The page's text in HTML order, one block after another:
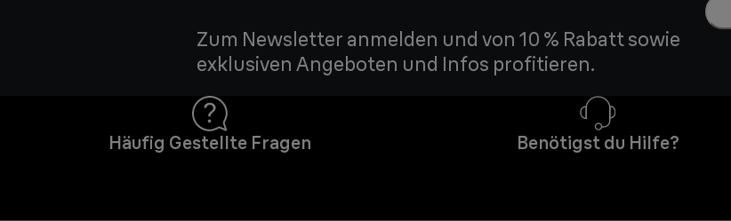
Zum Newsletter anmelden und von 10 % Rabatt sowie
exklusiven Angeboten und Infos profitieren.
Häufig Gestellte Fragen Benötigst du Hilfe?